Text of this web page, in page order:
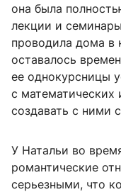
она была
лекции и
проводила дома в
оставалось
ее однокурсницы
с математических
создавать с ними
У Натальи во
романтические
серьезными, что